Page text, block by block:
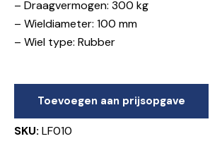
– Draagvermogen: 300 kg
– Wieldiameter: 100 mm
– Wiel type: Rubber
Toevoegen aan prijsopgave
SKU: LF010